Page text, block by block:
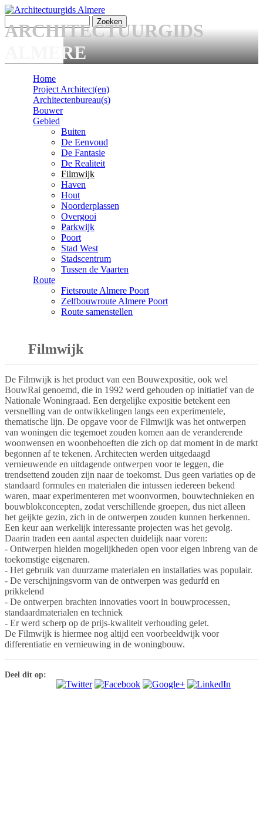
Overslaan en naar de algemene inhoud gaan
Zoekveld
ARCHITECTUURGIDS
ALMERE
Main menu
Home
Project Architect(en)
Architectenbureau(s)
Bouwer
Gebied
Buiten
De Eenvoud
De Fantasie
De Realiteit
Filmwijk
Haven
Hout
Noorderplassen
Overgooi
Parkwijk
Poort
Stad West
Stadscentrum
Tussen de Vaarten
Route
Fietsroute Almere Poort
Zelfbouwroute Almere Poort
Route samenstellen
Filmwijk
De Filmwijk is het product van een Bouwexpositie, ook wel
BouwRai genoemd, die in 1992 werd gehouden op initiatief van de
Nationale Woningraad. Een dergelijke expositie betekent een
versnelling van de ontwikkelingen langs een experimentele,
thematische lijn. De opgave voor de Filmwijk was het ontwerpen
van woningen die tegemoet zouden komen aan de veranderende
woonwensen en woonbehoeften die zich op dat moment in de markt
begonnen af te tekenen. Architecten werden uitgedaagd
vernieuwende en uitdagende ontwerpen voor te leggen, die
trendsettend zouden zijn naar de toekomst. Dus geen variaties op de
standaard formules en materialen die intussen iedereen bekend
waren, maar experimenteren met woonvormen, bouwtechnieken en
bouwblokconcepten, zodat verschillende groepen, dus niet alleen
het geijkte gezin, zich in de ontwerpen zouden kunnen herkennen.
Een keur aan werkelijk interessante projecten was het gevolg.
Daarin traden een aantal aspecten duidelijk naar voren:
- Ontwerpen hielden mogelijkheden open voor eigen inbreng van de
toekomstige eigenaren.
- Het gebruik van duurzame materialen en installaties was populair.
- De verschijningsvorm van de ontwerpen was gedurfd en
prikkelend
- De ontwerpen brachten innovaties voort in bouwprocessen,
standaardmaterialen en techniek
- Er werd scherp op de prijs-kwaliteit verhouding gelet.
De Filmwijk is hiermee nog altijd een voorbeeldwijk voor
differentiatie en vernieuwing in de woningbouw.
Deel dit op: